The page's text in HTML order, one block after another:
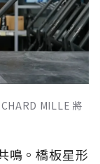
MILLE 將
鳴。橋板星形